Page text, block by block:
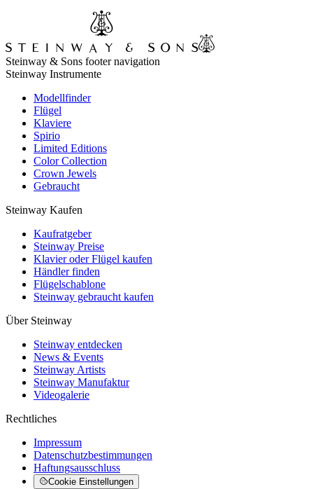
Steinway & Sons footer navigation
Steinway Instrumente
Modellfinder
Flügel
Klaviere
Spirio
Limited Editions
Color Collection
Crown Jewels
Gebraucht
Steinway Kaufen
Kaufratgeber
Steinway Preise
Klavier oder Flügel kaufen
Händler finden
Flügelschablone
Steinway gebraucht kaufen
Über Steinway
Steinway entdecken
News & Events
Steinway Artists
Steinway Manufaktur
Videogalerie
Rechtliches
Impressum
Datenschutzbestimmungen
Haftungsausschluss
Cookie Einstellungen